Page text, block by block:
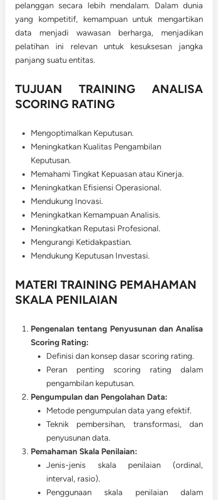
pelanggan secara lebih mendalam. Dalam dunia
yang kompetitif, kemampuan untuk mengartikan
data menjadi wawasan berharga, menjadikan
pelatihan ini relevan untuk kesuksesan jangka
panjang suatu entitas.
TUJUAN TRAINING ANALISA
SCORING RATING
Mengoptimalkan Keputusan.
Meningkatkan Kualitas Pengambilan
Keputusan.
Memahami Tingkat Kepuasan atau Kinerja.
Meningkatkan Efisiensi Operasional.
Mendukung Inovasi.
Meningkatkan Kemampuan Analisis.
Meningkatkan Reputasi Profesional.
Mengurangi Ketidakpastian.
Mendukung Keputusan Investasi.
MATERITRAINING PEMAHAMAN
SKALA PENILAIAN
Pengenalan tentang Penyusunan dan Analisa
Scoring Rating:
Definisi dan konsep dasar scoring rating.
Peran penting scoring rating dalam
pengambilan keputusan.
Pengumpulan dan Pengolahan Data:
Metode pengumpulan data yang efektif.
Teknik pembersihan, transformasi, dan
penyusunan data.
Pemahaman Skala Penilaian:
Jenis-jenis skala penilaian (ordinal,
interval, rasio).
Penggunaan skala penilaian dalam